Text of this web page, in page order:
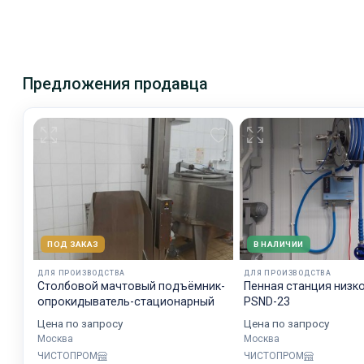
Предложения продавца
ПОД ЗАКАЗ
ДЛЯ ПРОИЗВОДСТВА
Столбовой мачтовый подъёмник-
опрокидыватель-стационарный
Цена по запросу
Москва
ЧИСТОПРОМ
В НАЛИЧИИ
ДЛЯ ПРОИЗВОДСТВА
Пенная станция
PSND-23
Цена по запросу
Москва
ЧИСТОПРОМ